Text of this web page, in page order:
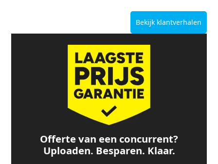
Bekijk klantverhalen
Offerte van een concurrent?
Uploaden. Besparen. Klaar.